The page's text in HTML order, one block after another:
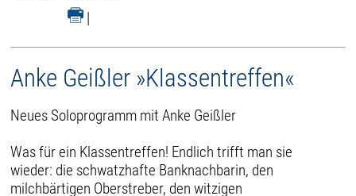
|
Anke Geißler »Klassentreffen«
Neues Soloprogramm mit Anke Geißler
Was für ein Klassentreffen! Endlich trifft man sie
wieder: die schwatzhafte Banknachbarin, den
milchbärtigen Oberstreber, den witzigen